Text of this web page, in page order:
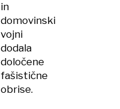
in
domovinski
vojni
dodala
določene
fašistične
obrise.